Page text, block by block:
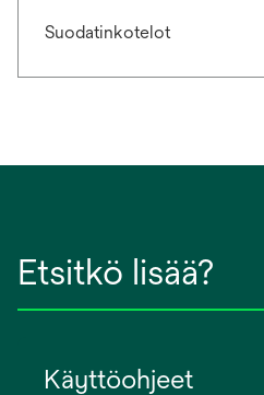
Suodatinkotelot
Etsitkö lisää?
Käyttöohjeet